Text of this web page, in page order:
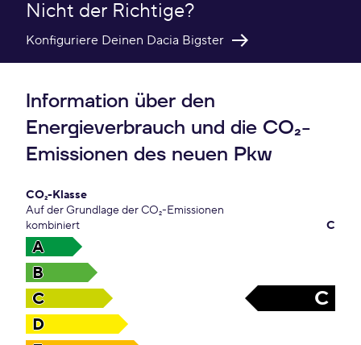
Nicht der Richtige?
Konfiguriere Deinen Dacia Bigster
Information über den
Energieverbrauch und die CO₂-
Emissionen des neuen Pkw
CO₂-Klasse
Auf der Grundlage der CO₂-Emissionen
kombiniert
C
A
B
C
C
D